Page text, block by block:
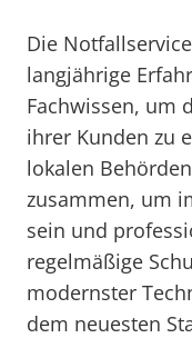
Die
langjährige
Fachwissen, um
ihrer Kunden zu
lokalen
zusammen, um
sein und
regelmäßige
modernster
dem neuesten